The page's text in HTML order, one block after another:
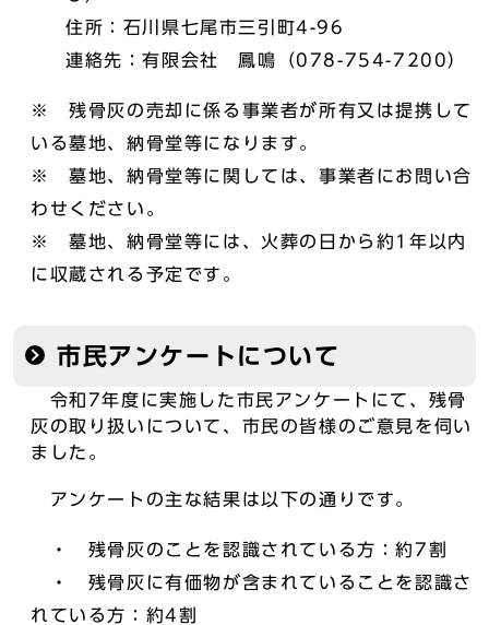
住所：石川県七尾市三引町4-96
連絡先：有限会社 鳳鳴（078-754-7200）
※ 残骨灰の売却に係る事業者が所有又は提携して
いる墓地、納骨堂等になります。
※ 墓地、納骨堂等に関しては、事業者にお問い合
わせください。
※ 墓地、納骨堂等には、火葬の日から約1年以内
に収蔵される予定です。
市民アンケートについて
令和7年度に実施した市民アンケートにて、残骨
灰の取り扱いについて、市民の皆様のご意見を伺い
ました。
アンケートの主な結果は以下の通りです。
・ 残骨灰のことを認識されている方：約7割
・ 残骨灰に有価物が含まれていることを認識さ
れている方：約4割